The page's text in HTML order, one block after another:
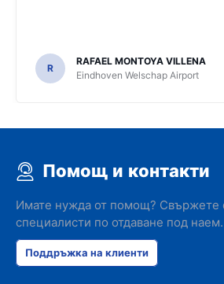
R
RAFAEL MONTOYA VILLENA
Eindhoven Welschap Airport
Помощ и контакти
Имате нужда от помощ? Свържете
специалисти по отдаване под наем.
Поддръжка на клиенти